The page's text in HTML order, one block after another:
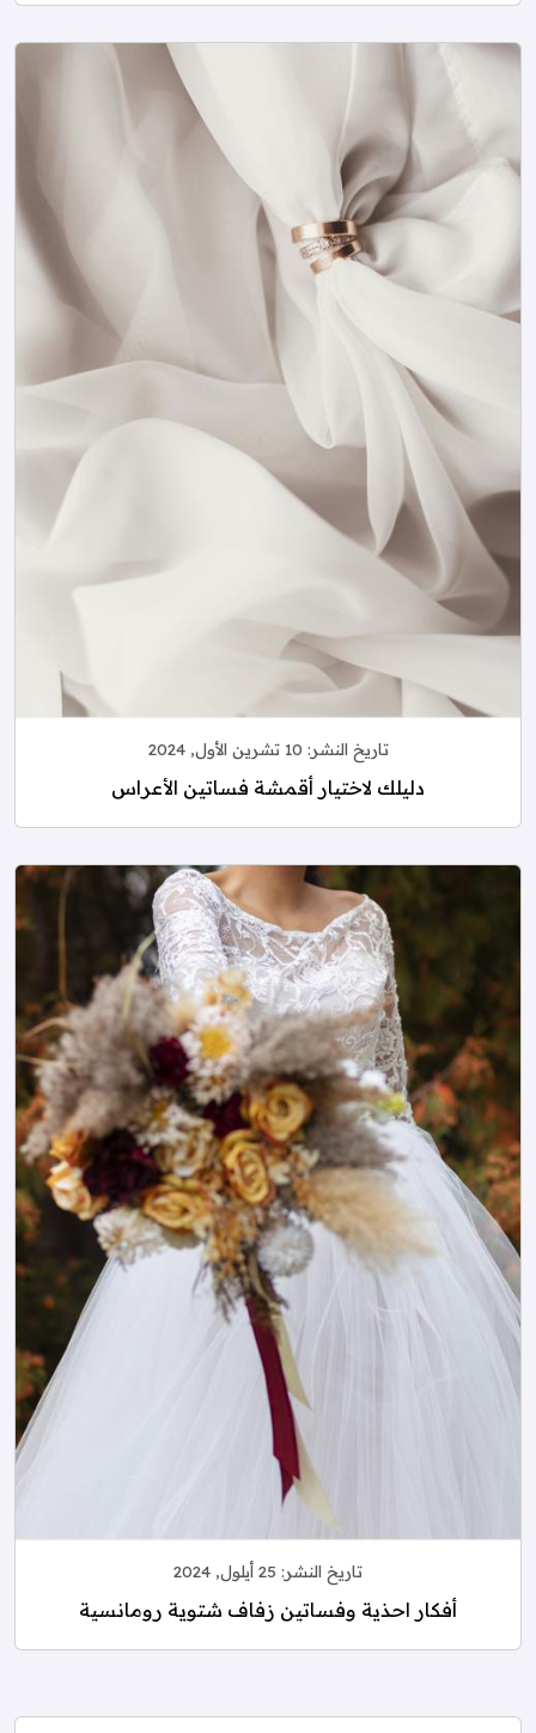
تاريخ النشر: 10 تشرين الأول, 2024
دليلك لاختيار أقمشة فساتين الأعراس
تاريخ النشر: 25 أيلول, 2024
أفكار احذية وفساتين زفاف شتوية رومانسية